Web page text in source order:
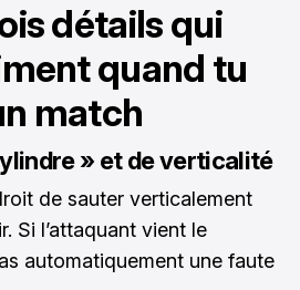
détails qui
quand tu
match
» et de verticalité
de sauter verticalement
Si l’attaquant vient le
automatiquement une faute